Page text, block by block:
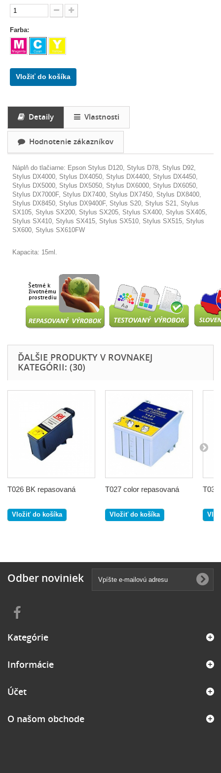
Farba:
Vložiť do košíka
Detaily Vlastnosti
Hodnotenie zákazníkov
Náplň do tlačiarne: Epson Stylus D120, Stylus D78, Stylus D92,
Stylus DX4000, Stylus DX4050, Stylus DX4400, Stylus DX4450,
Stylus DX5000, Stylus DX5050, Stylus DX6000, Stylus DX6050,
Stylus DX7000F, Stylus DX7400, Stylus DX7450, Stylus DX8400,
Stylus DX8450, Stylus DX9400F, Stylus S20, Stylus S21, Stylus
SX105, Stylus SX200, Stylus SX205, Stylus SX400, Stylus SX405,
Stylus SX410, Stylus SX415, Stylus SX510, Stylus SX515, Stylus
SX600, Stylus SX610FW
Kapacita: 15ml.
ĎALŠIE PRODUKTY V ROVNAKEJ
KATEGÓRII: (30)
T026 BK repasovaná
Vložiť do košíka
T027 color repasovaná
Vložiť do košíka
Odber noviniek
Kategórie
Informácie
Účet
O našom obchode